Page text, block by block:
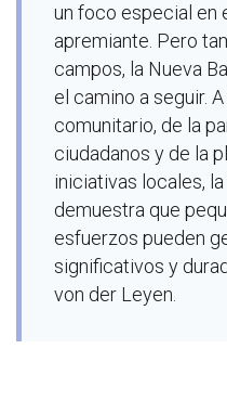
un foco especial en
apremiante. Pero
campos, la Nueva
el camino a seguir.
comunitario, de la
ciudadanos y de la
iniciativas locales,
demuestra que
esfuerzos pueden
significativos y
von der Leyen.